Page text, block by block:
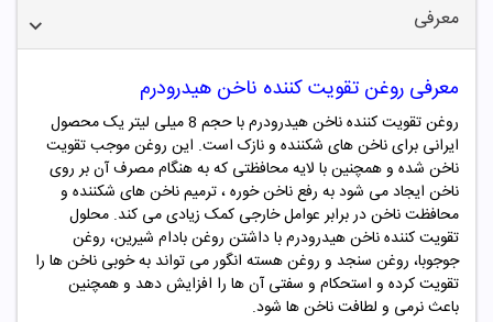
معرفی
معرفی روغن تقویت کننده ناخن هیدرودرم
روغن تقویت کننده ناخن هیدرودرم
با حجم 8 میلی لیتر یک محصول
ایرانی برای ناخن های شکننده و نازک است. این روغن موجب تقویت
ناخن شده و همچنین با لایه محافظتی که به هنگام مصرف آن بر روی
ناخن ایجاد می شود به رفع ناخن خوره ، ترمیم ناخن های شکننده و
محافظت ناخن در برابر عوامل خارجی کمک زیادی می کند. محلول
تقویت کننده ناخن هیدرودرم با داشتن روغن بادام شیرین، روغن
جوجوبا، روغن سنجد و روغن هسته انگور می تواند به خوبی ناخن ها را
تقویت کرده و استحکام و سفتی آن ها را افزایش دهد و همچنین
باعث نرمی و لطافت ناخن ها شود.